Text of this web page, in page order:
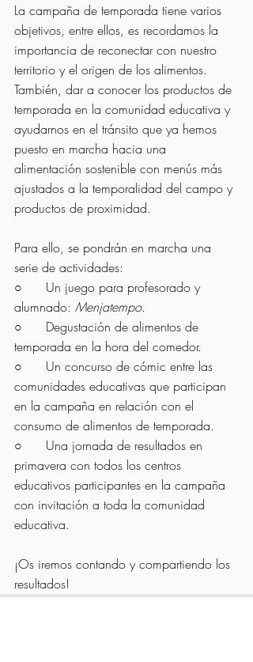
La campaña de temporada tiene varios
objetivos, entre ellos, es recordamos la
importancia de reconectar con nuestro
territorio y el origen de los alimentos.
También, dar a conocer los productos de
temporada en la comunidad educativa y
ayudarnos en el tránsito que ya hemos
puesto en marcha hacia una
alimentación sostenible con menús más
ajustados a la temporalidad del campo y
productos de proximidad.
Para ello, se pondrán en marcha una
serie de actividades:
○ Un juego para profesorado y
alumnado: Menjatempo.
○ Degustación de alimentos de
temporada en la hora del comedor.
○ Un concurso de cómic entre las
comunidades educativas que participan
en la campaña en relación con el
consumo de alimentos de temporada.
○ Una jornada de resultados en
primavera con todos los centros
educativos participantes en la campaña
con invitación a toda la comunidad
educativa.
¡Os iremos contando y compartiendo los
resultados!